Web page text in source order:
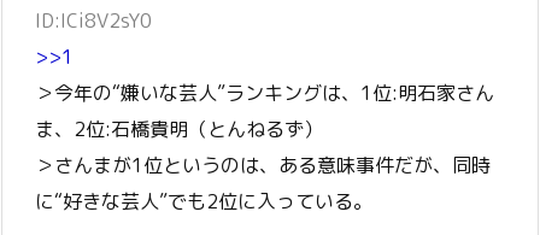
ID:ICi8V2sY0
>>1
＞今年の“嫌いな芸人”ランキングは、1位:明石家さん
ま、2位:石橋貴明（とんねるず）
＞さんまが1位というのは、ある意味事件だが、同時
に“好きな芸人”でも2位に入っている。